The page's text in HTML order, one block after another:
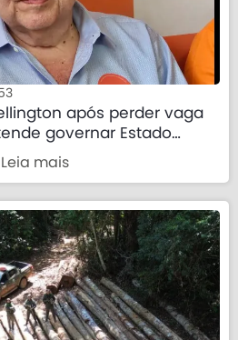
após perder vaga
governar Estado
sua palavra tem valor”
Leia mais